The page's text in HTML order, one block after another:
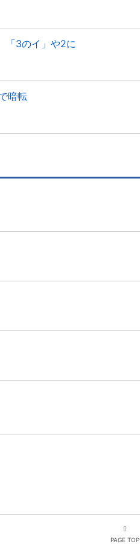
「3のイ」や2に
暗転
PAGE TOP